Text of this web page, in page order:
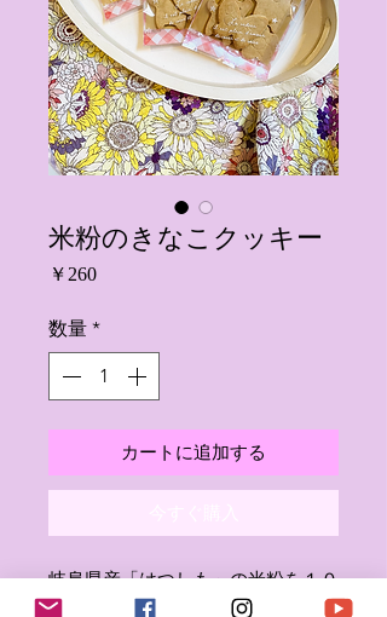
米粉のきなこクッキー
￥260価
数量 *
カートに追加する
岐阜県産「はつしも」の米粉を１０
０％使った、きな粉の香り香ばしい